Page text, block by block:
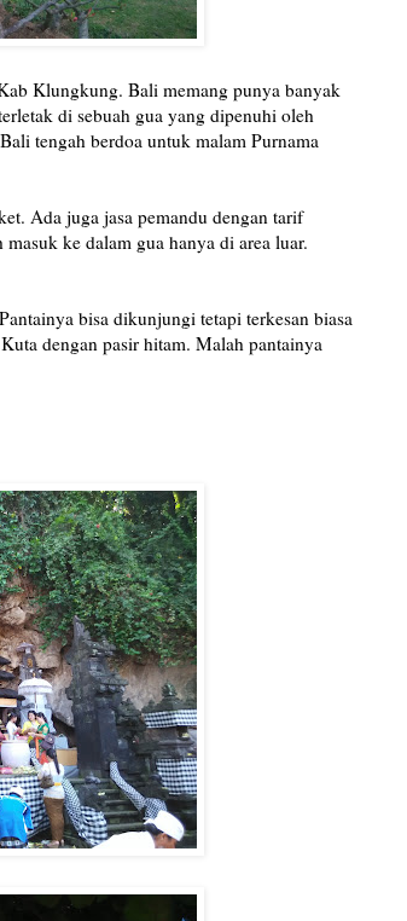
Klungkung. Bali memang punya banyak
di sebuah gua yang dipenuhi oleh
tengah berdoa untuk malam Purnama
Ada juga jasa pemandu dengan tarif
ke dalam gua hanya di area luar.
bisa dikunjungi tetapi terkesan biasa
dengan pasir hitam. Malah pantainya